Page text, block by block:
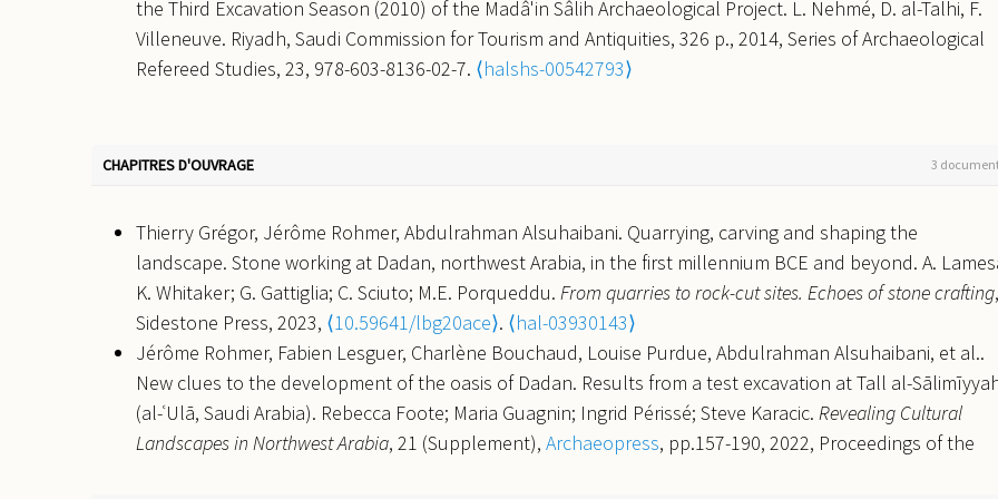
Méditerranée, Jun 2025, Lyon, France.⟨halshs-05547993⟩
Jérôme Rohmer. Tracing the Mobility of People and Goods in Ancient North Arabia (Bronze Age to Late
terrestres et maritimes de l'âge du Bronze à la période islamique, Association Routes de l'Orient; Institut du
Monde Arabe; Archaïos; Sorbonne Université; CEFREPA; UMR 8167 Orient & Méditerranée, Dec 2024,
France.⟨halshs-04871793⟩
Alexia Rosak, Jérôme Rohmer, Julie Monchamp, Hervé Monchot, Elora Chambraud, et al.. An
Umayyad/Abbasid elite residence in northwest Arabia: new excavations on the Early Islamic
building of Dadan.Islamic Archaeology Conference (ISAC) 2024, Nov 2024, Frankfort, Germany.⟨hal-
04797557⟩
Vladimir Dabrowski, Aline Garnier, Valentine Fichet, Hervé Monchot, Jacqueline Studer, et al.. From
R. Alkhatib-Alkontar, Paul Calou, Jérôme Rohmer, Marc Munschy. Characterization of archaeological
structures using the magnetic method in Thaje archaeological site, Saudi Arabia.European Geosciences
Union General Assembly 2017, Apr 2017, Vienna, Austria.⟨halshs-03951758⟩
the Third Excavation Season (2010) of the Madâ'in Sâlih Archaeological Project. L. Nehmé, D. al-Talhi, F.
Villeneuve. Riyadh, Saudi Commission for Tourism and Antiquities, 326 p., 2014, Series of Archaeological
Refereed Studies, 23, 978-603-8136-02-7. ⟨halshs-00542793⟩
CHAPITRES D'OUVRAGE 3
Thierry Grégor, Jérôme Rohmer, Abdulrahman Alsuhaibani. Quarrying, carving and shaping the
landscape. Stone working at Dadan, northwest Arabia, in the first millennium BCE and beyond. A.
K. Whitaker; G. Gattiglia; C. Sciuto; M.E. Porqueddu. From quarries to rock-cut sites. Echoes of stone crafting,
Sidestone Press, 2023, ⟨10.59641/lbg20ace⟩. ⟨hal-03930143⟩
Jérôme Rohmer, Fabien Lesguer, Charlène Bouchaud, Louise Purdue, Abdulrahman Alsuhaibani, et al..
New clues to the development of the oasis of Dadan. Results from a test excavation at Tall al-
(al-ʿUlā, Saudi Arabia). Rebecca Foote; Maria Guagnin; Ingrid Périssé; Steve Karacic. Revealing Cultural
Landscapes in Northwest Arabia, 21 (Supplement), Archaeopress, pp.157-190, 2022, Proceedings of the